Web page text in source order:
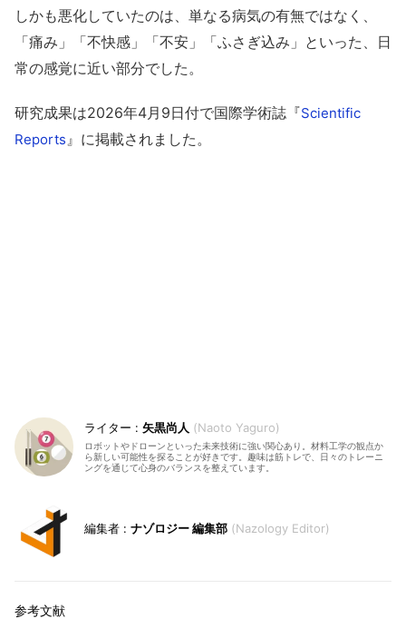
しかも悪化していたのは、単なる病気の有無ではなく、
「痛み」「不快感」「不安」「ふさぎ込み」といった、日
常の感覚に近い部分でした。
研究成果は2026年4月9日付で国際学術誌『Scientific
Reports 』に掲載されました。
矢黒尚人 Naoto Yaguro
ロボットやドローンといった未来技術に強い関心あり。材料工学の観点か
ら新しい可能性を探ることが好きです。趣味は筋トレで、日々のトレーニ
ングを通じて心身のバランスを整えています。
ナゾロジー 編集部 Nazology Editor